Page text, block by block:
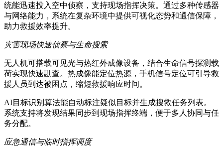
统能迅速投入空中侦察，支持现场指挥决策。通过多种传感器
与网络能力，系统在复杂环境中提供可视化态势和通信保障，
助力救援效率提升。
灾害现场快速侦察与生命搜索
无人机可搭载可见光与热红外成像设备，结合生命信号探测载
荷实现快速勘查。热成像能定位热源，手机信号定位可引导救
援人员到达被困点，缩短救援响应时间。
AI目标识别算法能自动标注疑似目标并生成搜救任务列表。
系统支持将发现结果同步到现场指挥终端，便于多人协同与任
务分配。
应急通信与临时指挥调度